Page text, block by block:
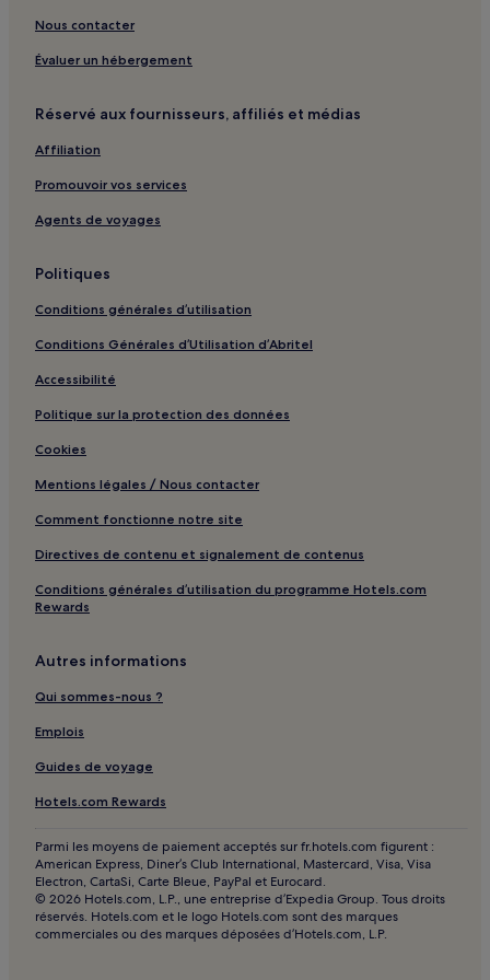
Şehit Muhtar : hôtels Hôtels avec petit-déjeuner gratuit
Şehit Muhtar : Appart’hôtels
Cankurtaran : Auberges de jeunesse
Cankurtaran : hôtels Hôtels de luxe
Istanbul : Chambres d’hôtes
Istanbul : hôtels Hôtels avec sources chaudes
Istanbul : hôtels
Université d'Istanbul : hôtels à proximité
Aqueduc de Valens : hôtels à proximité
Terminal de ferry de Yenikapı : hôtels à proximité
Asmali Mescit : hôtels
Tophane : hôtels
Station de métro Lâleli - Üniversite : hôtels à proximité
Laleli : hôtels Hôtels avec piscine
Laleli : hôtels Hôtels avec centre de fitness
Nous contacter
Évaluer un hébergement
Réservé aux fournisseurs, affiliés et médias
Affiliation
Promouvoir vos services
Agents de voyages
Politiques
Conditions générales d’utilisation
Conditions Générales d’Utilisation d’Abritel
Accessibilité
Politique sur la protection des données
Cookies
Mentions légales / Nous contacter
Comment fonctionne notre site
Directives de contenu et signalement de contenus
Conditions générales d’utilisation du programme Hotels.com
Rewards
Autres informations
Qui sommes-nous ?
Emplois
Guides de voyage
Hotels.com Rewards
Parmi les moyens de paiement acceptés sur fr.hotels.com figurent :
American Express, Diner’s Club International, Mastercard, Visa, Visa
Electron, CartaSi, Carte Bleue, PayPal et Eurocard.
© 2026 Hotels.com, L.P., une entreprise d’Expedia Group. Tous droits
réservés. Hotels.com et le logo Hotels.com sont des marques
commerciales ou des marques déposées d’Hotels.com, L.P.